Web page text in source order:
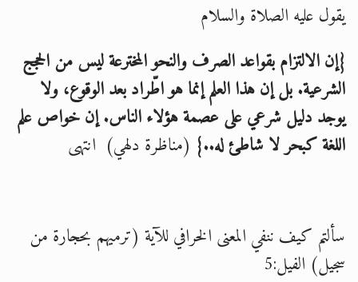
يقول عليه الصلاة والسلام
{إن الالتزام بقواعد الصرف والنحو المخترعة ليس من الحجج
الشرعية. بل إن هذا العلم إنما هو اطّراد بعد الوقوع، ولا
يوجد دليل شرعي على عصمة هؤلاء الناس. إن خواص علم
اللغة كبحر لا شاطئ له..} (مناظرة دلهي) انتهى
سألتم كيف ننفي المعنى الخرافي للآية (ترميهم بحجارة من
سجيل) الفيل:5